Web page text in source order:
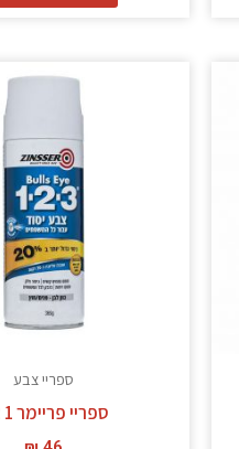
ספריי צבע
ספריי פריימר 1 2 3